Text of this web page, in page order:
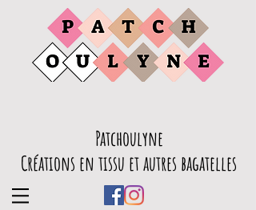
Patchoulyne
Créations en tissu et autres bagatelles